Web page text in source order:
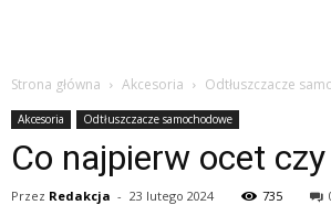
Strona główna Akcesoria Odtłuszczacze
Akcesoria Odtłuszczacze samochodowe
Co najpierw ocet
Przez Redakcja - 23 lutego 2024 735